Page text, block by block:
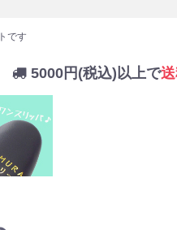
です
5000円(税込)以上で